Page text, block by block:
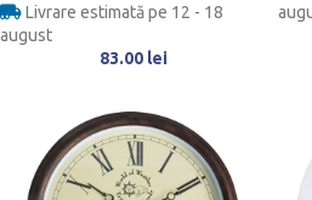
Livrare estimată pe 12 - 18
august
83.00 lei